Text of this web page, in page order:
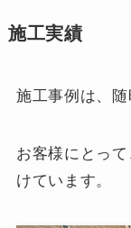
施工実績
施工事例は、随
お客様にとっ
けています。